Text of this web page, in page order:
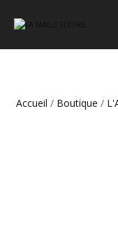
Accueil / Boutique /